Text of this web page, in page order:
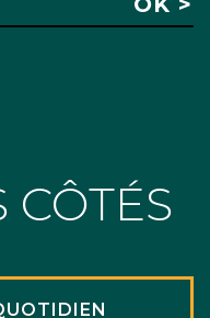
CÔTÉS